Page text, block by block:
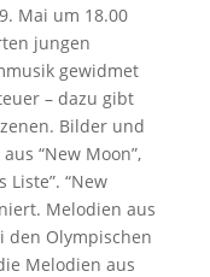
Mai um 18.00
jungen
gewidmet
– dazu gibt
Bilder und
“New Moon”,
Liste”. “New
Melodien aus
den Olympischen
Melodien aus